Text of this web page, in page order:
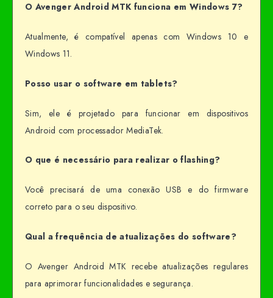
O Avenger Android MTK funciona em Windows 7?
Atualmente, é compatível apenas com Windows 10 e
Windows 11.
Posso usar o software em tablets?
Sim, ele é projetado para funcionar em dispositivos
Android com processador MediaTek.
O que é necessário para realizar o flashing?
Você precisará de uma conexão USB e do firmware
correto para o seu dispositivo.
Qual a frequência de atualizações do software?
O Avenger Android MTK recebe atualizações regulares
para aprimorar funcionalidades e segurança.